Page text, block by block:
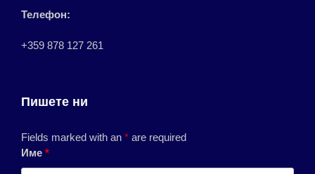
Телефон:
+359 878 127 261
Пишете ни
Fields marked with an * are required
Име *